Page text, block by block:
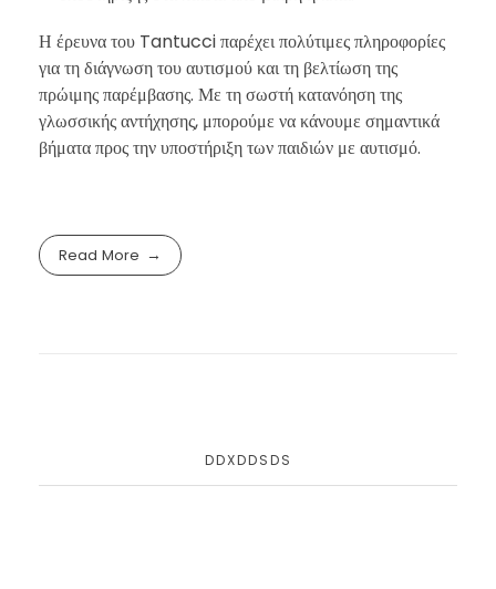
Η έρευνα του Tantucci παρέχει πολύτιμες πληροφορίες
για τη διάγνωση του αυτισμού και τη βελτίωση της
πρώιμης παρέμβασης. Με τη σωστή κατανόηση της
γλωσσικής αντήχησης, μπορούμε να κάνουμε σημαντικά
βήματα προς την υποστήριξη των παιδιών με αυτισμό.
Read More
DDXDDSDS